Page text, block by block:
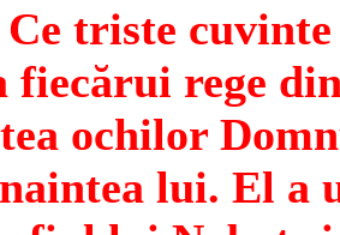
triste
fiecărui rege
ochilor
lui. El a